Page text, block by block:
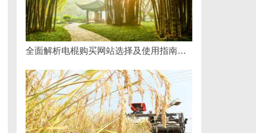
全面解析电棍购买网站选择及使用指南，保障安全与合法性